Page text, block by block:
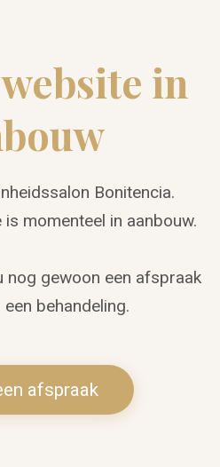
in
Bonitencia.
momenteel in aanbouw.
nog gewoon een afspraak
behandeling.
afspraak